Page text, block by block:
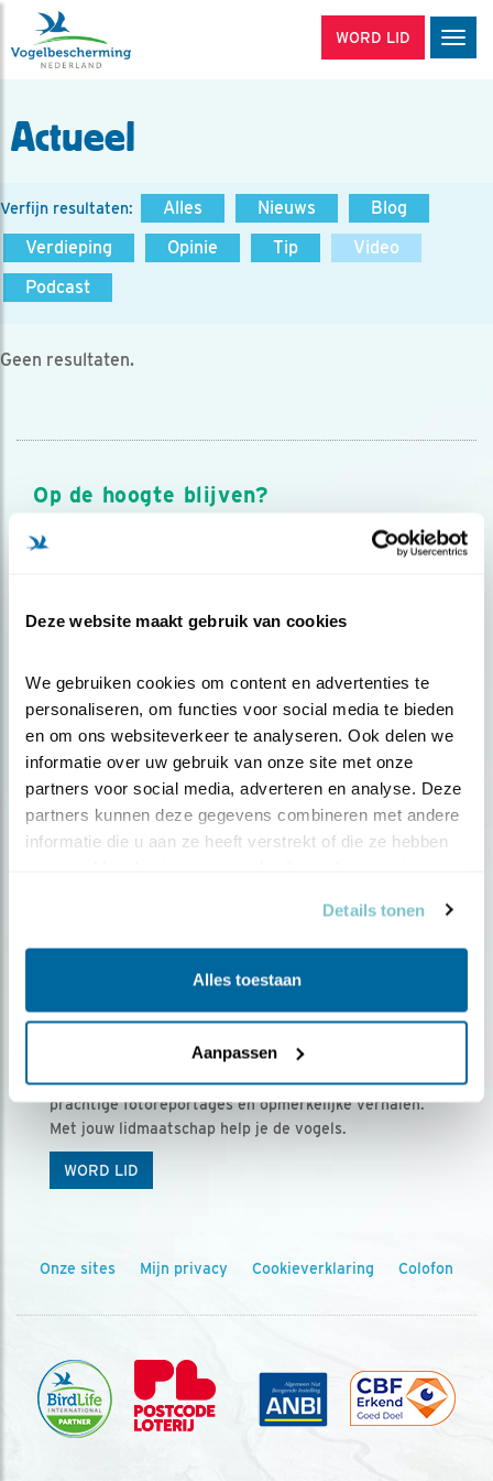
Deze website maakt gebruik van cookies
We gebruiken cookies om content en advertenties te
personaliseren, om functies voor social media te bieden
en om ons websiteverkeer te analyseren. Ook delen we
informatie over uw gebruik van onze site met onze
partners voor social media, adverteren en analyse. Deze
partners kunnen deze gegevens combineren met andere
informatie die u aan ze heeft verstrekt of die ze hebben
Details tonen
Alles toestaan
Aanpassen
WORD LID
Actueel
Verfijn resultaten: Alles Nieuws
Blog
Verdieping
Opinie Tip
Video
Podcast
Geen resultaten.
Op de hoogte blijven?
Meld je aan en ontvang nieuws, inspiratie, acties en tips
over vogels en activiteiten van Vogelbescherming.
Ontvang 5 x Vogels voor € 36,00 per jaar
Vogels is het tijdschrift voor onze leden, met
prachtige fotoreportages en opmerkelijke verhalen.
Met jouw lidmaatschap help je de vogels.
WORD LID
Onze sites Mijn privacy Cookieverklaring Colofon